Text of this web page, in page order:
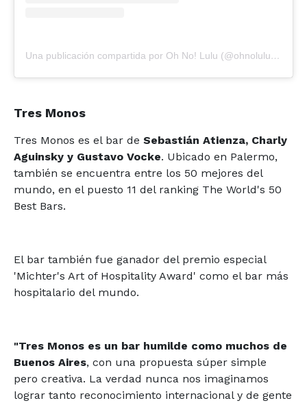
Una publicación compartida por Oh No! Lulu (@ohnolulutikibar)
Tres Monos
Tres Monos es el bar de Sebastián Atienza, Charly
Aguinsky y Gustavo Vocke. Ubicado en Palermo,
también se encuentra entre los 50 mejores del
mundo, en el puesto 11 del ranking The World's 50
Best Bars.
El bar también fue ganador del premio especial
'Michter's Art of Hospitality Award' como el bar más
hospitalario del mundo.
"Tres Monos es un bar humilde como muchos de
Buenos Aires, con una propuesta súper simple
pero creativa. La verdad nunca nos imaginamos
lograr tanto reconocimiento internacional y de gente